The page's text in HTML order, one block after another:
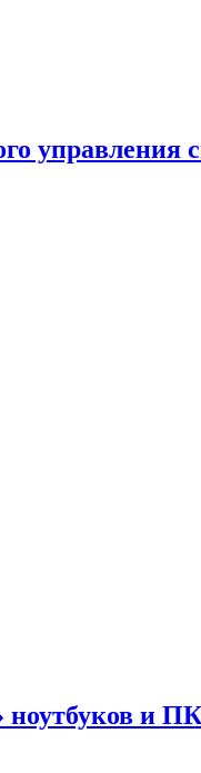
управления
ноутбуков и ПК